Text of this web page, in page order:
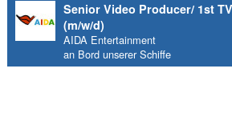
Senior Video Producer/ 1st
(m/w/d)
AIDA Entertainment
an Bord unserer Schiffe